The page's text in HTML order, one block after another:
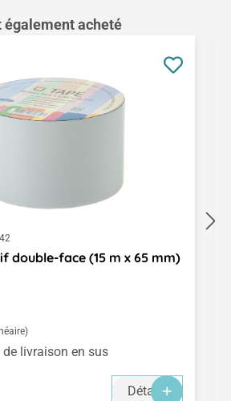
de produits
également acheté
double-face (15 m x 65 mm)
de livraison en sus
Détails